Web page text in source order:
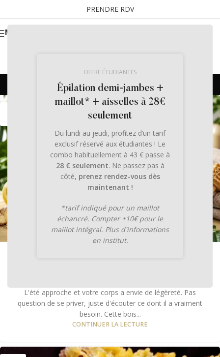
OFFRE ÉTUDIANTES
Épilation demi-jambes +
maillot* + aisselles à 28€
seulement
Du lundi au jeudi, profitez d’un tarif
exclusif réservé aux étudiantes ! Le
combo habituellement à 43 € passe à
28 € seulement. Ne passez pas à
côté, prenez rendez-vous dès
maintenant !
*tarif indiqué pour un maillot
échancré. Compter +10€ pour le
maillot intégral. Plus d'informations
en institut.
PRENDRE RDV
MENU
Recettes
RECETTES
L'été approche et votre corps a envie de légèreté. Pas
question de se priver, juste d'écouter ce dont il a vraiment
besoin. Cette bois...
CONTINUER LA LECTURE